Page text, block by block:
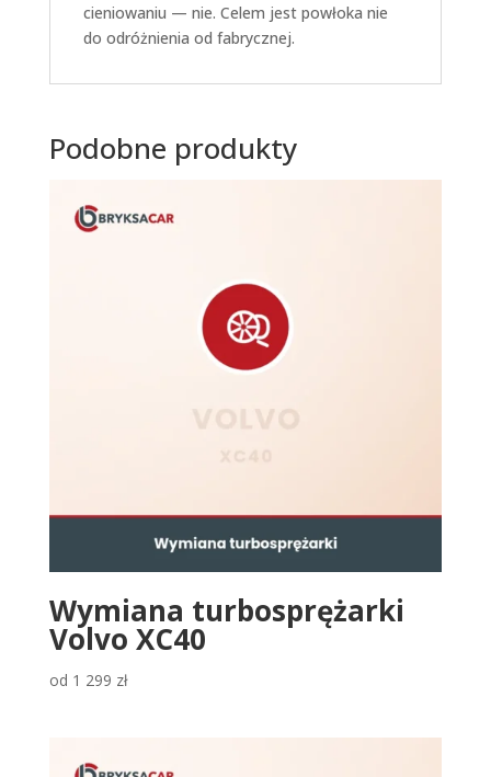
cieniowaniu — nie. Celem jest powłoka nie
do odróżnienia od fabrycznej.
Podobne produkty
Wymiana turbosprężarki
Volvo XC40
od 1 299 zł